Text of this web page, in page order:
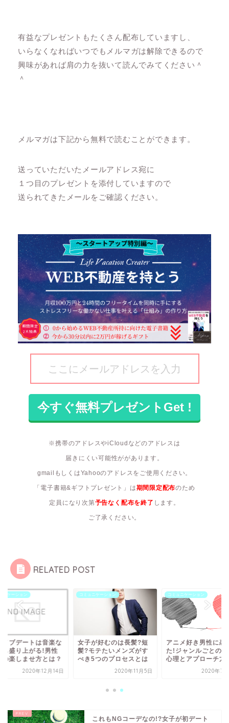
有益なプレゼントもたくさん配布していますし、
いらなくなればいつでもメルマガは解除できるので
興味があれば肩の力を抜いて読んでみてください＾
＾
メルマガは下記から無料で読むことができます。
送っていただいたメールアドレス宛に
１つ目のプレゼントを添付していますので
送られてきたメールをご確認ください。
※携帯のアドレスやiCloudなどのアドレスは
届きにくい可能性ががあります。
gmailもしくはYahooのアドレスをご使用ください。
「電子書籍&ギフトプレゼント」は期間限定配布のため
定員になり次第予告なく配布を終了 します。
ご了承ください。
RELATED POST
ニケーション
イブデートは音楽な
も盛り上がる!男性
の楽しませ方とは？
2020年12月14日
コミュニケーション
女子が好むのは長髪?短
髪?モテたいメンズがす
べき5つのプロセスとは
2020年11月5日
コミュニケーション
アニメ好き男性に恋
た!ジャンルごとの
心理とアプローチ方
2020年7
これもNGコーデなの!?女子が初デート